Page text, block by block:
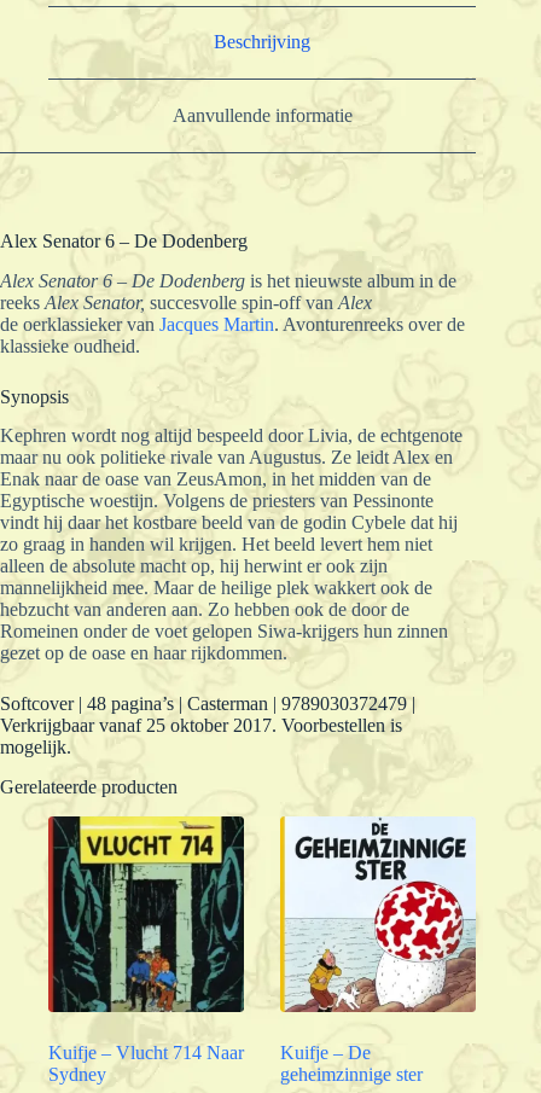
Beschrijving
Aanvullende informatie
Alex Senator 6 – De Dodenberg
Alex Senator 6 – De Dodenberg is het nieuwste album in de
reeks Alex Senator, succesvolle spin-off van Alex
de oerklassieker van Jacques Martin. Avonturenreeks over de
klassieke oudheid.
Synopsis
Kephren wordt nog altijd bespeeld door Livia, de echtgenote
maar nu ook politieke rivale van Augustus. Ze leidt Alex en
Enak naar de oase van ZeusAmon, in het midden van de
Egyptische woestijn. Volgens de priesters van Pessinonte
vindt hij daar het kostbare beeld van de godin Cybele dat hij
zo graag in handen wil krijgen. Het beeld levert hem niet
alleen de absolute macht op, hij herwint er ook zijn
mannelijkheid mee. Maar de heilige plek wakkert ook de
hebzucht van anderen aan. Zo hebben ook de door de
Romeinen onder de voet gelopen Siwa-krijgers hun zinnen
gezet op de oase en haar rijkdommen.
Softcover | 48 pagina’s | Casterman | 9789030372479 |
Verkrijgbaar vanaf 25 oktober 2017. Voorbestellen is
mogelijk.
Gerelateerde producten
Kuifje – Vlucht 714 Naar
Sydney
Kuifje – De
geheimzinnige ster